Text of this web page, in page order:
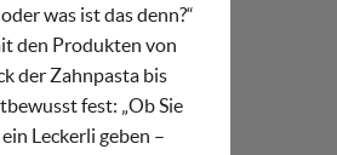
was ist das denn?“
den Produkten von
der Zahnpasta bis
fest: „Ob Sie
Leckerli geben –